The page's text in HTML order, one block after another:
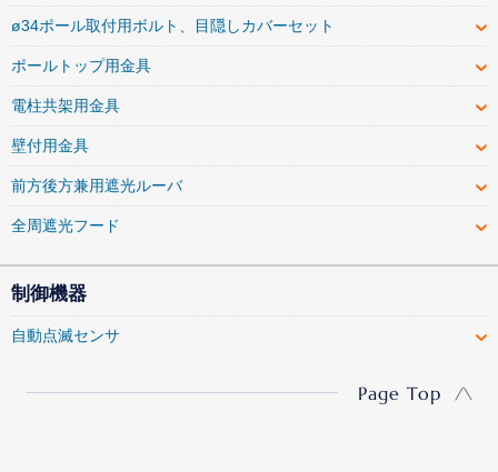
ø34ポール取付用ボルト、目隠しカバーセット
ポールトップ用金具
電柱共架用金具
壁付用金具
前方後方兼用遮光ルーバ
全周遮光フード
制御機器
自動点滅センサ
Page Top